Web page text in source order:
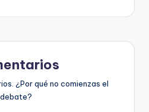
¿Por qué no comienzas el
debate?